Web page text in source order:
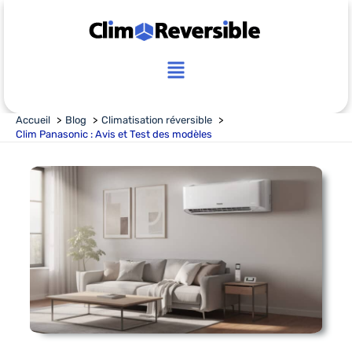
Main
Accueil Blog
Climatisation réversible
Clim Panasonic : Avis et Test des modèles